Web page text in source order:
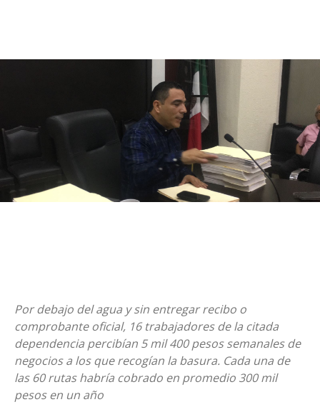
Por debajo del agua y sin entregar recibo o
comprobante oficial, 16 trabajadores de la citada
dependencia percibían 5 mil 400 pesos semanales de
negocios a los que recogían la basura. Cada una de
las 60 rutas habría cobrado en promedio 300 mil
pesos en un año